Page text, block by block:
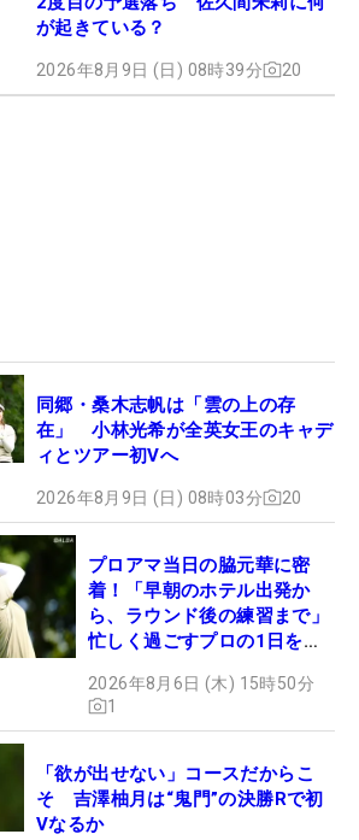
が起きている？
2026年8月9日 (日) 08時39分 20
同郷・桑木志帆は「雲の上の存
在」 小林光希が全英女王のキャデ
ィとツアー初Vへ
2026年8月9日 (日) 08時03分 20
プロアマ当日の脇元華に密
着！「早朝のホテル出発か
ら、ラウンド後の練習まで」
忙しく過ごすプロの1日を公
2026年8月6日 (木) 15時50分
1
「欲が出せない」コースだからこ
そ 吉澤柚月は“鬼門”の決勝Rで初
Vなるか